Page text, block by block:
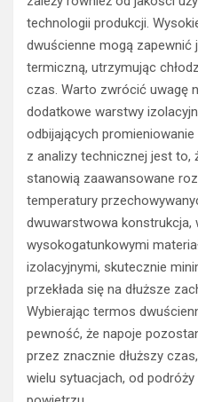
technologii produkcji.
dwuścienne mogą
termiczną, utrzymując
czas. Warto zwrócić uwagę
dodatkowe warstwy
odbijających promieniowanie
z analizy technicznej jest to,
stanowią zaawansowane
temperatury
dwuwarstwowa konstrukcja,
wysokogatunkowymi
izolacyjnymi, skutecznie
przekłada się na dłuższe
Wybierając termos
pewność, że napoje
przez znacznie dłuższy
wielu sytuacjach, od